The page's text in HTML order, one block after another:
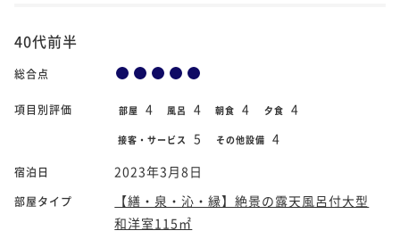
40代前半
総合点
項目別評価 部屋 4 風呂 4 朝食 4 夕食 4
接客・サービス 5 その他設備 4
宿泊日 2023年3月8日
部屋タイプ
【繕・泉・沁・縁】絶景の露天風呂付大型
和洋室115㎡